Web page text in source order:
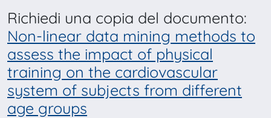
Richiedi una copia del documento:
Non-linear data mining methods to
assess the impact of physical
training on the cardiovascular
system of subjects from different
age groups